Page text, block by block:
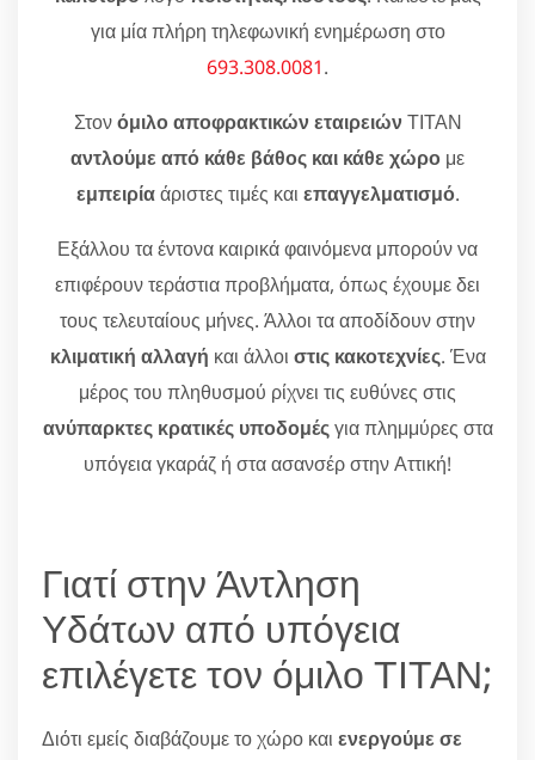
για μία πλήρη τηλεφωνική ενημέρωση στο
693.308.0081.
Στονόμιλο αποφρακτικών εταιρειώνΤΙΤΑΝ
αντλούμε από κάθε βάθος και κάθε χώρο με
εμπειρίαάριστες τιμές και επαγγελματισμό.
Εξάλλου τα έντονα καιρικά φαινόμενα μπορούν να
επιφέρουν τεράστια προβλήματα, όπως έχουμε δει
τους τελευταίους μήνες. Άλλοι τα αποδίδουν στην
κλιματική αλλαγή και άλλοι στις κακοτεχνίες. Ένα
μέρος του πληθυσμού ρίχνει τις ευθύνες στις
ανύπαρκτες κρατικές υποδομέςγια πλημμύρες στα
υπόγεια γκαράζ ή στα ασανσέρ στην Αττική!
Γιατί στην Άντληση
Υδάτων από υπόγεια
επιλέγετε τον όμιλο ΤΙΤΑΝ;
Διότι εμείς διαβάζουμε το χώρο και ενεργούμε σε